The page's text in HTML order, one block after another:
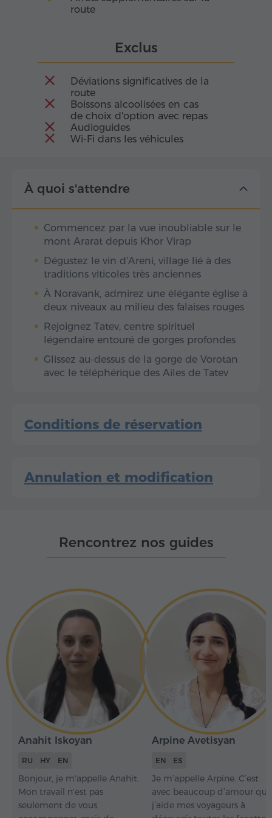
route
Exclus
Déviations significatives de la
route
Boissons alcoolisées en cas
de choix d'option avec repas
Audioguides
Wi-Fi dans les véhicules
À quoi s'attendre
Commencez par la vue inoubliable sur le
mont Ararat depuis Khor Virap
Dégustez le vin d'Areni, village lié à des
traditions viticoles très anciennes
À Noravank, admirez une élégante église à
deux niveaux au milieu des falaises rouges
Rejoignez Tatev, centre spirituel
légendaire entouré de gorges profondes
Glissez au-dessus de la gorge de Vorotan
avec le téléphérique des Ailes de Tatev
Conditions de réservation
Annulation et modification
Rencontrez nos guides
Anahit Iskoyan
RU HY EN
Bonjour, je m'appelle Anahit.
Mon travail n'est pas
seulement de vous
Arpine Avetisyan
EN ES
Je m’appelle Arpine. C’est
avec beaucoup d’amour que
j’aide mes voyageurs à